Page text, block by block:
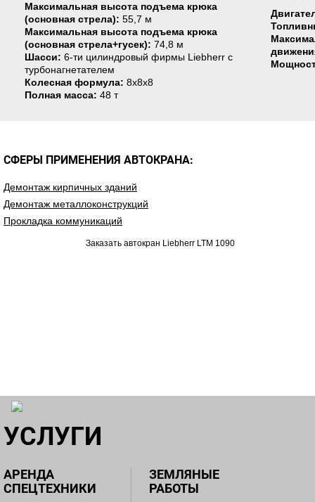
Максимальная высота подъема крюка
(основная стрела): 55,7 м
Максимальная высота подъема крюка
(основная стрела+гусек): 74,8 м
Шасси: 6-ти цилиндровый фирмы Liebherr с
турбонагнетателем
Колесная формула: 8x8x8
Полная масса: 48 т
СФЕРЫ ПРИМЕНЕНИЯ АВТОКРАНА:
Демонтаж кирпичных зданий
Демонтаж металлоконструкций
Прокладка коммуникаций
УСЛУГИ
АРЕНДА
СПЕЦТЕХНИКИ
ЗЕМЛЯНЫЕ
РАБОТЫ